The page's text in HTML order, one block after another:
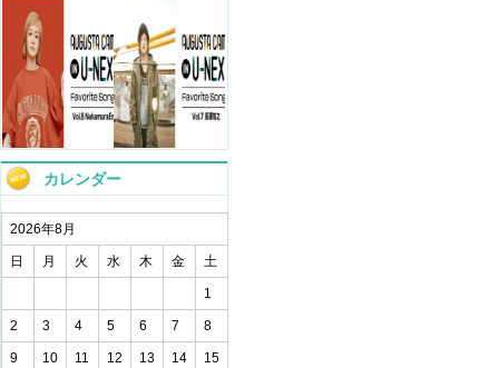
カレンダー
2026年8月
日 月 火 水 木 金 土
1
2 3 4 5 6 7 8
9 10 11 12 13 14 15